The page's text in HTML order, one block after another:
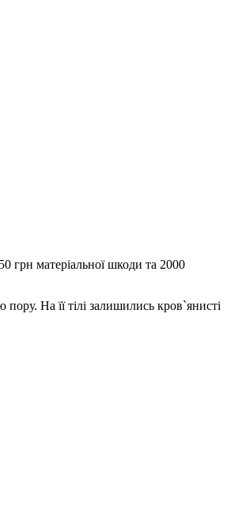
грн матеріальної шкоди та 2000
На її тілі залишились кров`янисті